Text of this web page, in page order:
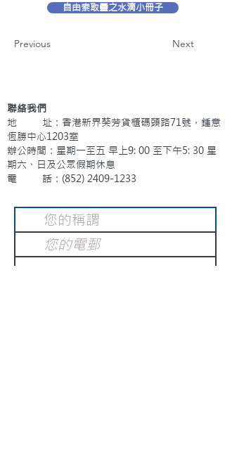
自由索取靈之水滴小冊子
Previous Next
聯絡我們
地 址：香港新界葵芳貨櫃碼頭路71號，鍾意
恆勝中心1203室
辦公時間：星期一至五 早上9: 00 至下午5: 30 星
期六、日及公眾假期休息
電 話：(852) 2409-1233